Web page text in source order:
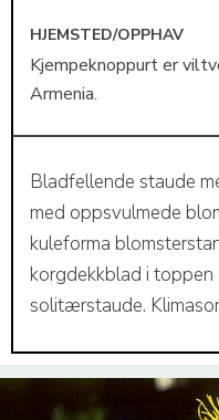
HJEMSTED/OPPHAV
Kjempeknoppurt er
Armenia.
Bladfellende staude
med oppsvulmede
kuleforma
korgdekkblad i
solitærstaude.